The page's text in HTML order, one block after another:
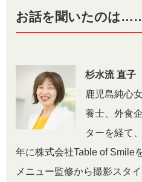
お話を聞いたのは
杉水流 直子
鹿児島純心
養士、外食
ターを経て
年に株式会社Table of Smile
メニュー監修から撮影スタ